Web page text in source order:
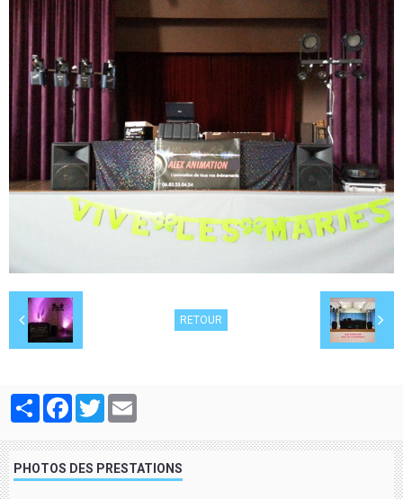
RETOUR
PartagerFacebook
Twitter
PHOTOS DES PRESTATIONS